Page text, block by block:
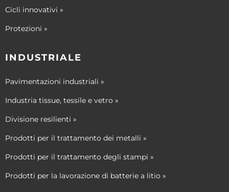
Cicli innovativi »
Protezioni »
INDUSTRIALE
Pavimentazioni industriali »
Industria tissue, tessile e vetro »
Divisione resilienti »
Prodotti per il trattamento dei metalli »
Prodotti per il trattamento degli stampi »
Prodotti per la lavorazione di batterie a litio »